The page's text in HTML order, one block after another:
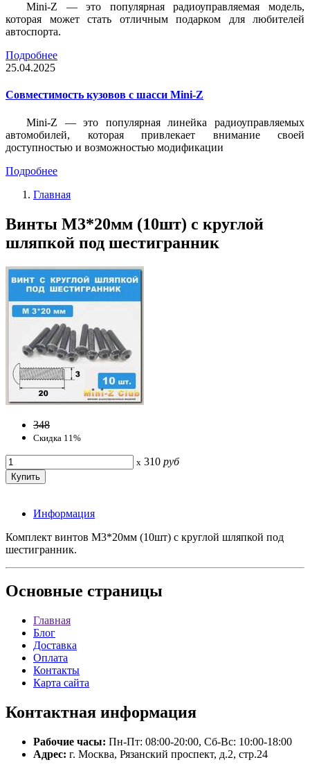
Mini-Z — это популярная радиоуправляемая модель,
которая может стать отличным подарком для любителей
автоспорта.
Подробнее
25.04.2025
Совместимость кузовов с шасси Mini-Z
Mini-Z — это популярная линейка радиоуправляемых
автомобилей, которая привлекает внимание своей
доступностью и возможностью модификации
Подробнее
Главная
Винты М3*20мм (10шт) с круглой
шляпкой под шестигранник
348
Скидка 11%
x 310 руб
Информация
Комплект винтов М3*20мм (10шт) с круглой шляпкой под
шестигранник.
Основные страницы
Главная
Блог
Доставка
Оплата
Контакты
Карта сайта
Контактная информация
Рабочие часы: Пн-Пт: 08:00-20:00, Сб-Вс: 10:00-18:00
Адрес: г. Москва, Рязанский проспект, д.2, стр.24